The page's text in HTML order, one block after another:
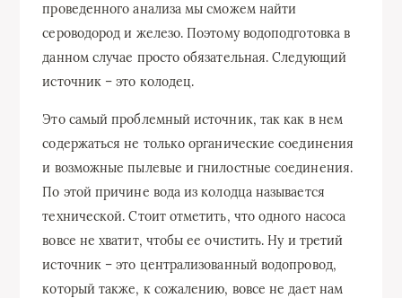
проведенного анализа мы сможем найти
сероводород и железо. Поэтому водоподготовка в
данном случае просто обязательная. Следующий
источник – это колодец.
Это самый проблемный источник, так как в нем
содержаться не только органические соединения
и возможные пылевые и гнилостные соединения.
По этой причине вода из колодца называется
технической. Стоит отметить, что одного насоса
вовсе не хватит, чтобы ее очистить. Ну и третий
источник – это централизованный водопровод,
который также, к сожалению, вовсе не дает нам